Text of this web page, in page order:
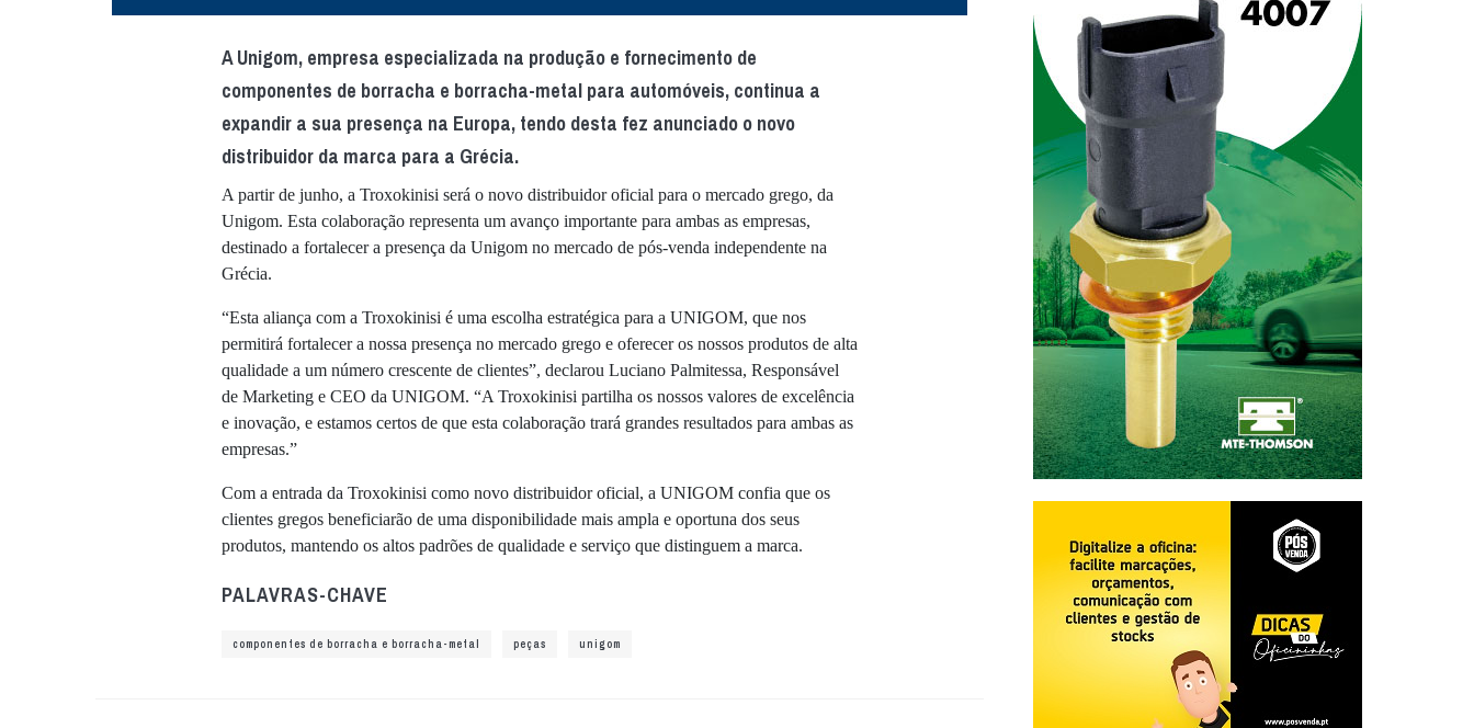
A Unigom, empresa especializada na produção e fornecimento de
componentes de borracha e borracha-metal para automóveis, continua a
expandir a sua presença na Europa, tendo desta fez anunciado o novo
distribuidor da marca para a Grécia.
A partir de junho, a Troxokinisi será o novo distribuidor oficial para o mercado grego, da
Unigom. Esta colaboração representa um avanço importante para ambas as empresas,
destinado a fortalecer a presença da Unigom no mercado de pós-venda independente na
Grécia.
“Esta aliança com a Troxokinisi é uma escolha estratégica para a UNIGOM, que nos
permitirá fortalecer a nossa presença no mercado grego e oferecer os nossos produtos de alta
qualidade a um número crescente de clientes”, declarou Luciano Palmitessa, Responsável
de Marketing e CEO da UNIGOM. “A Troxokinisi partilha os nossos valores de excelência
e inovação, e estamos certos de que esta colaboração trará grandes resultados para ambas as
empresas.”
Com a entrada da Troxokinisi como novo distribuidor oficial, a UNIGOM confia que os
clientes gregos beneficiarão de uma disponibilidade mais ampla e oportuna dos seus
produtos, mantendo os altos padrões de qualidade e serviço que distinguem a marca.
PALAVRAS-CHAVE
componentes de borracha e borracha-metal peças unigom